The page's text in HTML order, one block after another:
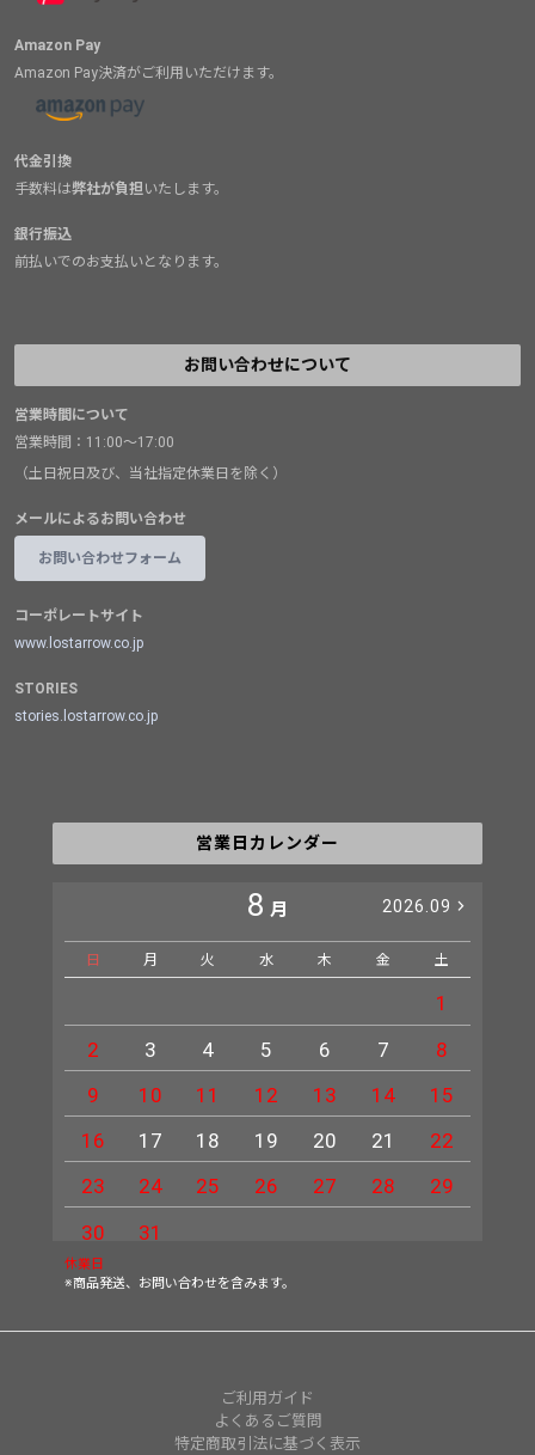
Amazon Pay
Amazon Pay決済がご利用いただけます。
代金引換
手数料は弊社が負担いたします。
銀行振込
前払いでのお支払いとなります。
お問い合わせについて
営業時間について
営業時間：11:00～17:00
（土日祝日及び、当社指定休業日を除く）
メールによるお問い合わせ
お問い合わせフォーム
コーポレートサイト
www.lostarrow.co.jp
STORIES
stories.lostarrow.co.jp
営業日カレンダー
8 月 2026.09
日 月 火 水 木 金 土
1
2
3 4 5 6 7
8
9
10 11 12 13 14
15
16
17 18 19 20 21
22
23
24 25 26 27 28
29
30
31
休業日
※商品発送、お問い合わせを含みます。
ご利用ガイド
よくあるご質問
特定商取引法に基づく表示